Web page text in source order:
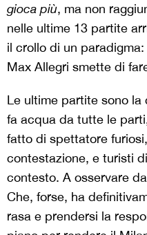
gioca più, ma non
nelle ultime 13 partite
il crollo di un
Max Allegri smette di
Le ultime partite sono
fa acqua da tutte le
fatto di spettatore
contestazione, e turisti
contesto. A osservare
Che, forse, ha
rasa e prendersi la